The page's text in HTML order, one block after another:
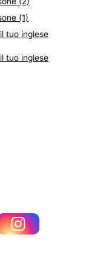
(1)
tuo inglese
tuo inglese